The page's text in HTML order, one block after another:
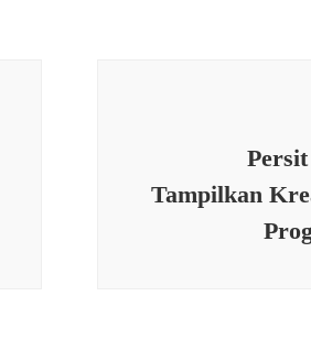
Tampilkan